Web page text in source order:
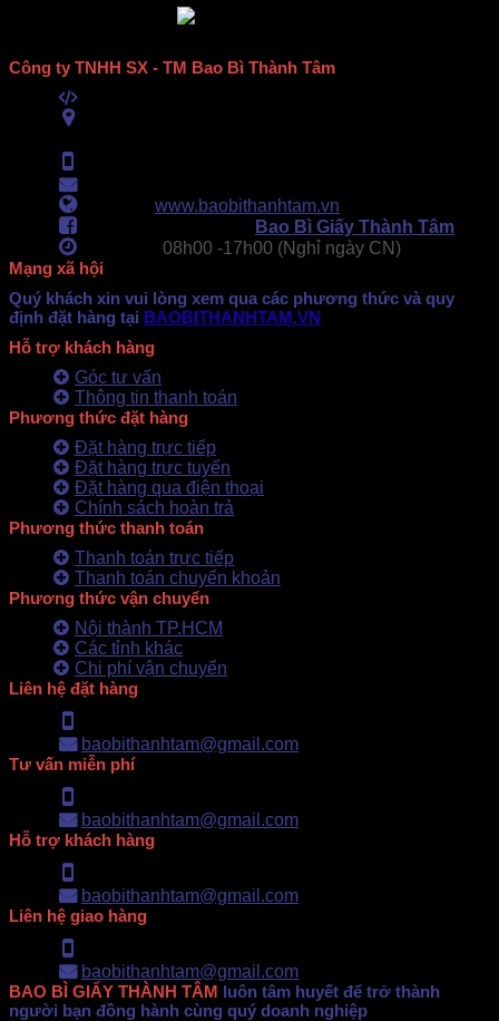
Công ty TNHH SX - TM Bao Bì Thành Tâm
www.baobithanhtam.vn
Bao Bì Giấy Thành Tâm
08h00 -17h00 (Nghỉ ngày CN)
Mạng xã hội
Quý khách xin vui lòng xem qua các phương thức và quy
định đặt hàng tại BAOBITHANHTAM.VN
Hỗ trợ khách hàng
Góc tư vấn
Thông tin thanh toán
Phương thức đặt hàng
Đặt hàng trực tiếp
Đặt hàng trực tuyến
Đặt hàng qua điện thoại
Chính sách hoàn trả
Phương thức thanh toán
Thanh toán trực tiếp
Thanh toán chuyển khoản
Phương thức vận chuyển
Nội thành TP.HCM
Các tỉnh khác
Chi phí vận chuyển
Liên hệ đặt hàng
baobithanhtam@gmail.com
Tư vấn miễn phí
baobithanhtam@gmail.com
Hỗ trợ khách hàng
baobithanhtam@gmail.com
Liên hệ giao hàng
baobithanhtam@gmail.com
BAO BÌ GIẤY THÀNH TÂM luôn tâm huyết để trở thành
người bạn đồng hành cùng quý doanh nghiệp